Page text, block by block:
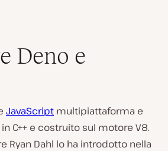
Deno e
JavaScript multipiattaforma e
C++ e costruito sul motore V8.
Ryan Dahl lo ha introdotto nella